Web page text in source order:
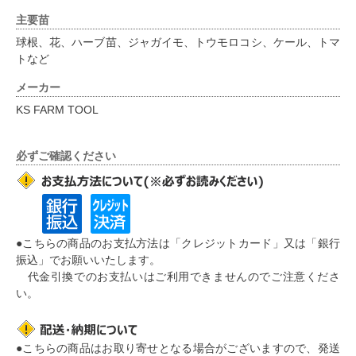
主要苗
球根、花、ハーブ苗、ジャガイモ、トウモロコシ、ケール、トマ
トなど
メーカー
KS FARM TOOL
必ずご確認ください
●こちらの商品のお支払方法は「クレジットカード」又は「銀行
振込」でお願いいたします。
代金引換でのお支払いはご利用できませんのでご注意くださ
い。
●こちらの商品はお取り寄せとなる場合がございますので、発送